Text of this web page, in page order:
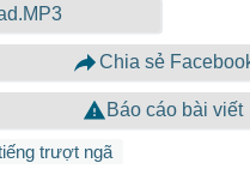
Chia sẻ
Báo cáo bài viết
trượt ngã